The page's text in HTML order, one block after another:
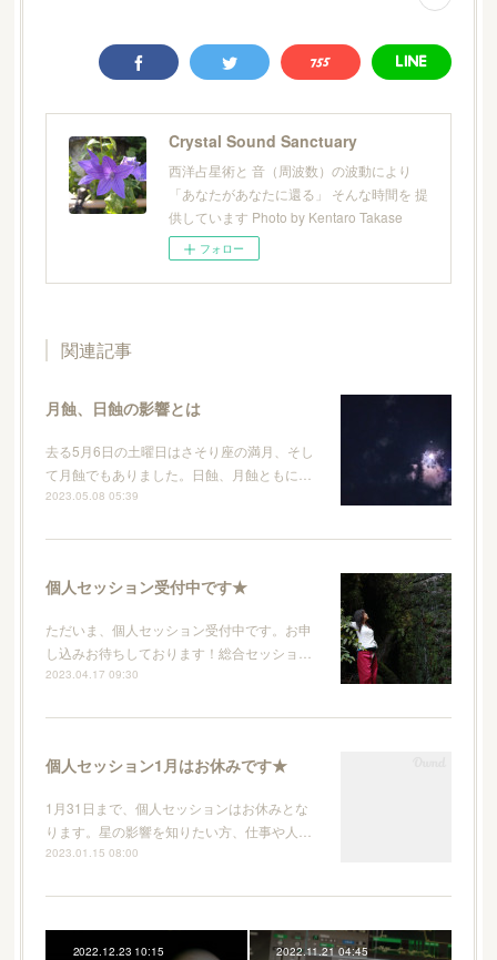
Crystal Sound Sanctuary
西洋占星術と 音（周波数）の波動により
「あなたがあなたに還る」 そんな時間を 提
供しています Photo by Kentaro Takase
フォロー
関連記事
月蝕、日蝕の影響とは
去る5月6日の土曜日はさそり座の満月、そし
て月蝕でもありました。日蝕、月蝕ともに…
2023.05.08 05:39
個人セッション受付中です★
ただいま、個人セッション受付中です。お申
し込みお待ちしております！総合セッショ…
2023.04.17 09:30
個人セッション1月はお休みです★
1月31日まで、個人セッションはお休みとな
ります。星の影響を知りたい方、仕事や人…
2023.01.15 08:00
2022.12.23 10:15 2022.11.21 04:45